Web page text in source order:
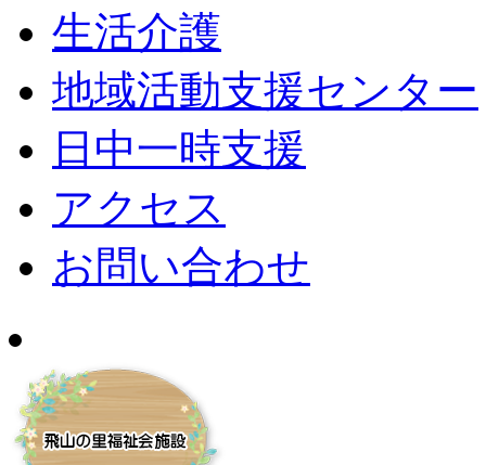
生活介護
地域活動支援センター
日中一時支援
アクセス
お問い合わせ